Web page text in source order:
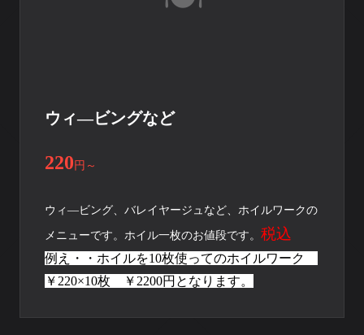
ウィ―ビングなど
220 円 ～
ウィ―ビング、バレイヤージュなど、ホイルワークの
メニューです。ホイル一枚のお値段です。 税込
例え・・ホイルを10枚使ってのホイルワーク
￥220×10枚 ￥2200円となります。